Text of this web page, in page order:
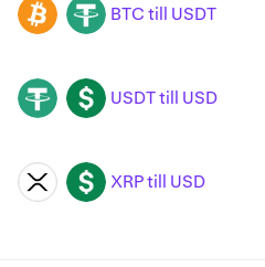
BTC USDT BTC till USDT
USDT USD USDT till USD
XRP USD XRP till USD